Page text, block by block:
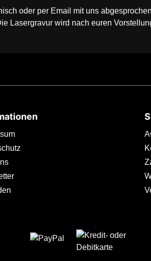
oder per Email mit uns
Lasergravur wird nach euren